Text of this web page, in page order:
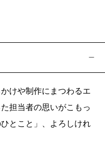
けや制作にまつわるエ
担当者の思いがこもっ
とこと」、よろしけれ